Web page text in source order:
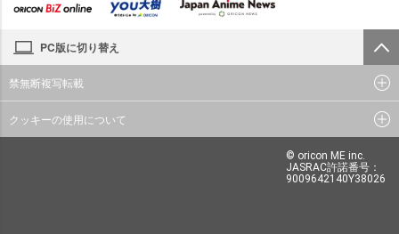
PC版に切り替え
禁無断複写転載
クッキーの使用について
© oricon ME inc.
JASRAC許諾番号：
9009642140Y38026